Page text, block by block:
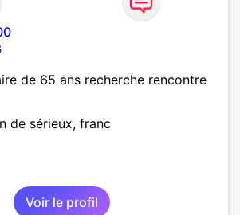
de 65 ans recherche rencontre
de sérieux, franc
Voir le profil